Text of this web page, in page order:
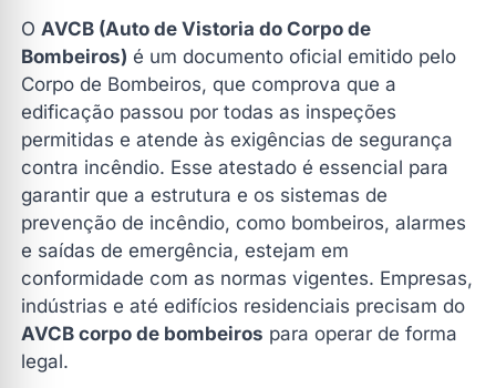
O AVCB (Auto de Vistoria do Corpo de
Bombeiros) é um documento oficial emitido pelo
Corpo de Bombeiros, que comprova que a
edificação passou por todas as inspeções
permitidas e atende às exigências de segurança
contra incêndio. Esse atestado é essencial para
garantir que a estrutura e os sistemas de
prevenção de incêndio, como bombeiros, alarmes
e saídas de emergência, estejam em
conformidade com as normas vigentes. Empresas,
indústrias e até edifícios residenciais precisam do
AVCB corpo de bombeiros para operar de forma
legal.